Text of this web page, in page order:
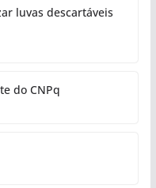
luvas descartáveis
do CNPq